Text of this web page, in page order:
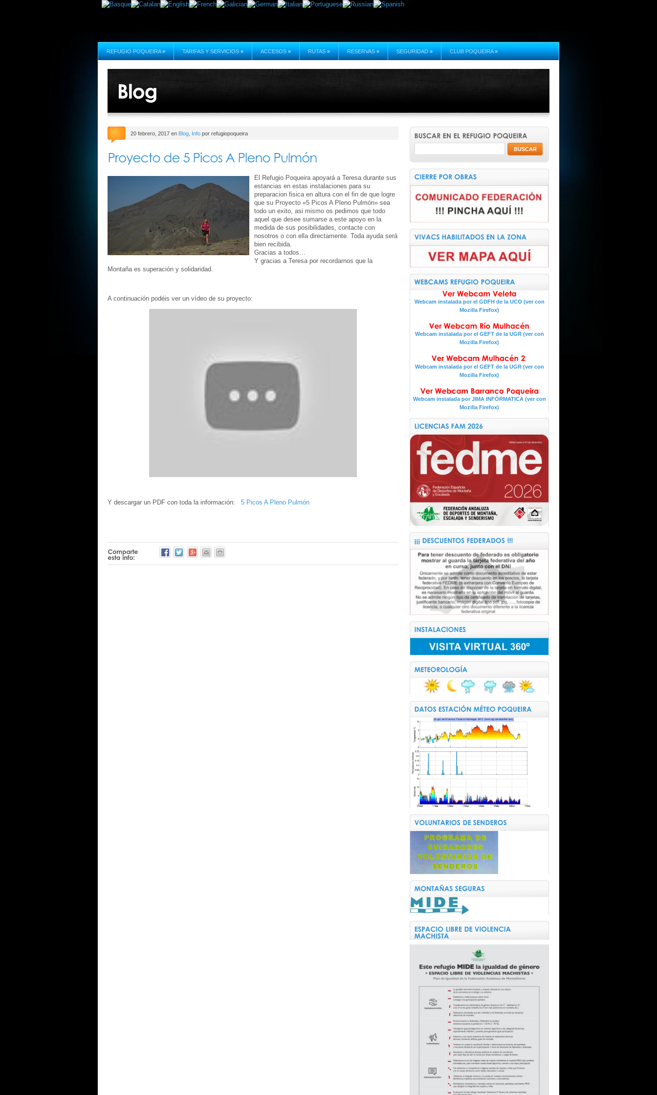
REFUGIO POQUEIRA » TARIFAS Y SERVICIOS » ACCESOS » RUTAS » RESERVAS » SEGURIDAD » CLUB POQUEIRA »
20 febrero, 2017 en Blog Info por refugiopoqueira
El Refugio Poqueira apoyará a Teresa durante sus
estancias en estas instalaciones para su
preparacion fisica en altura con el fin de que logre
que su Proyecto «5 Picos A Pleno Pulmón» sea
todo un exito, asi mismo os pedimos que todo
aquel que desee sumarse a este apoyo en la
medida de sus posibilidades, contacte con
nosotros o con ella directamente. Toda ayuda será
bien recibida.
Gracias a todos…
Y gracias a Teresa por recordarnos que la
Montaña es superación y solidaridad.
A continuación podéis ver un vídeo de su proyecto:
Y descargar un PDF con toda la información: 5 Picos A Pleno Pulmón
Webcam instalada por el GDFH de la UCO (ver con
Mozilla Firefox)
Webcam instalada por el GEFT de la UGR (ver con
Mozilla Firefox)
Webcam instalada por el GEFT de la UGR (ver con
Mozilla Firefox)
Webcam instalada por JIMA INFÓRMATICA (ver con
Mozilla Firefox)